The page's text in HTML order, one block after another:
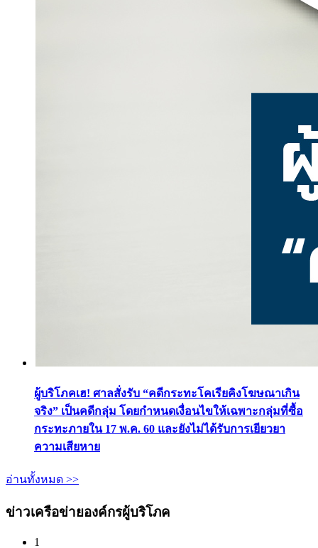
ผู้บริโภคเฮ! ศาลสั่งรับ “คดีกระทะโคเรียคิงโฆษณาเกิน
จริง” เป็นคดีกลุ่ม โดยกำหนดเงื่อนไขให้เฉพาะกลุ่มที่ซื้อ
กระทะภายใน 17 พ.ค. 60 และยังไม่ได้รับการเยียวยา
ความเสียหาย
อ่านทั้งหมด >>
ข่าวเครือข่ายองค์กรผู้บริโภค
1